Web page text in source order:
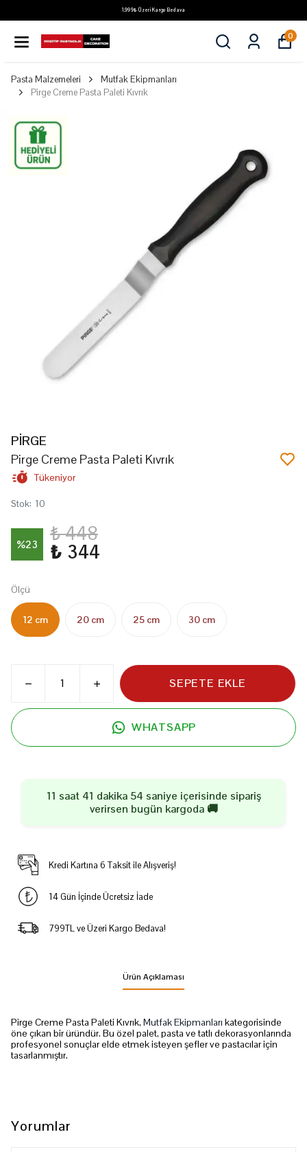
1.999₺ Üzeri Kargo Bedava
0
Pasta Malzemeleri
Mutfak Ekipmanları
Pirge Creme Pasta Paleti Kıvrık
PİRGE
Pirge Creme Pasta Paleti Kıvrık
Tükeniyor
Stok: 10
%23 ₺ 448
₺ 344
Ölçü
12 cm 20 cm 25 cm 30 cm
SEPETE EKLE
WHATSAPP
11 saat 41 dakika 53 saniye içerisinde sipariş
verirsen bugün kargoda 🚚
Kredi Kartına 6 Taksit ile Alışveriş!
14 Gün İçinde Ücretsiz İade
799TL ve Üzeri Kargo Bedava!
Ürün Açıklaması
Pirge Creme Pasta Paleti Kıvrık, Mutfak Ekipmanları kategorisinde
öne çıkan bir üründür. Bu özel palet, pasta ve tatlı dekorasyonlarında
profesyonel sonuçlar elde etmek isteyen şefler ve pastacılar için
tasarlanmıştır.
Yorumlar